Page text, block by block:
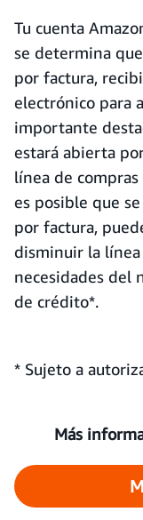
Tu cuenta
se determina
por factura,
electrónico para
importante
estará abierta
línea de
es posible que
por factura,
disminuir la
necesidades del
de crédito*.
* Sujeto a
Más